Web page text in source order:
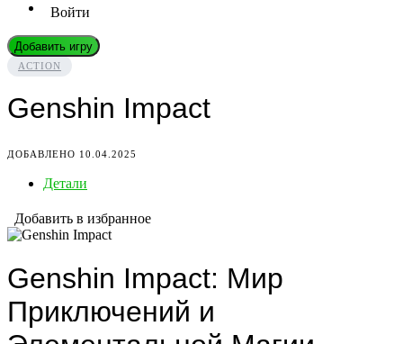
Войти
Добавить игру
ACTION
Genshin Impact
ДОБАВЛЕНО 10.04.2025
Детали
Добавить в избранное
Genshin Impact: Мир
Приключений и